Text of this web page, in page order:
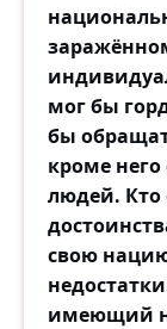
мог бы
бы
кроме
людей.
свою
имеющий